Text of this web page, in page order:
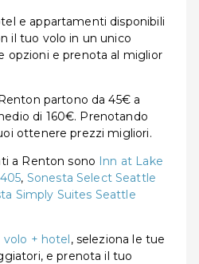
e appartamenti disponibili
il tuo volo in un unico
opzioni e prenota al miglior
partono da 45€ a
di 160€. Prenotando
ottenere prezzi migliori.
a Renton sono Inn at Lake
, Sonesta Select Seattle
Simply Suites Seattle
volo + hotel, seleziona le tue
e prenota il tuo